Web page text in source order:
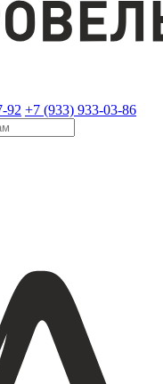
92 +7 (933) 933-03-86